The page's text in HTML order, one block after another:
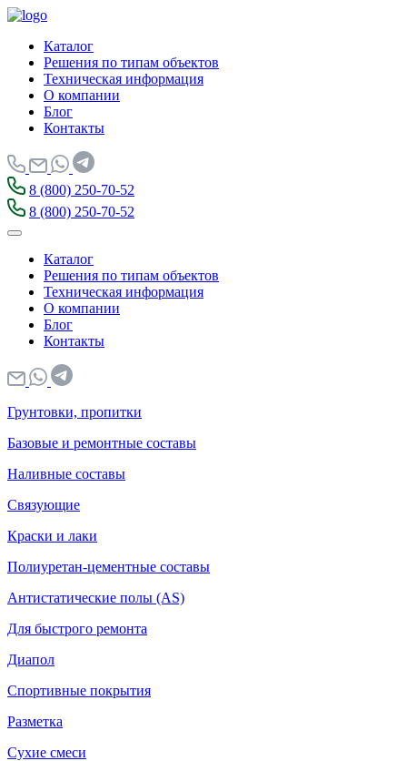
Каталог
Решения по типам объектов
Техническая информация
О компании
Блог
Контакты
8 (800) 250-70-52
8 (800) 250-70-52
Каталог
Решения по типам объектов
Техническая информация
О компании
Блог
Контакты
Грунтовки, пропитки
Базовые и ремонтные составы
Наливные составы
Связующие
Краски и лаки
Полиуретан-цементные составы
Антистатические полы (AS)
Для быстрого ремонта
Диапол
Спортивные покрытия
Разметка
Сухие смеси